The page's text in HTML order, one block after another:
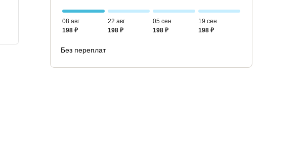
08 авг
198 ₽
22 авг
198 ₽
05 сен
198 ₽
19 сен
198 ₽
Без переплат